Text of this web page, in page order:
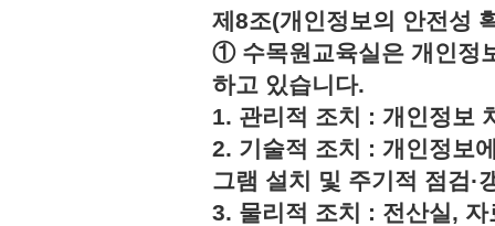
제8조(개인정보의 안전성
① 수목원교육실은 개인정
하고 있습니다.
1. 관리적 조치 : 개인정보
2. 기술적 조치 : 개인정보
그램 설치 및 주기적 점검·
3. 물리적 조치 : 전산실,